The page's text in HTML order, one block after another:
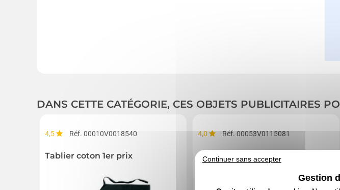
DANS CETTE CATÉGORIE, CES OBJETS PUBLICITAIRES
4,5 Réf. 00010V0018540
Tablier coton 1er prix
4,0 Réf. 00053V0115081
Cendrier de poche
Continuer sans accepter
Gestion